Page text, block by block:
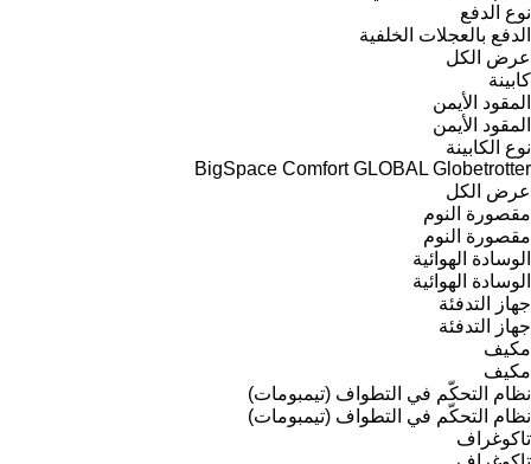
نوع الدفع
الدفع بالعجلات الخلفية
عرض الكل
كابينة
المقود الأيمن
المقود الأيمن
نوع الكابينة
BigSpace Comfort GLOBAL Globetrotter
عرض الكل
مقصورة النوم
مقصورة النوم
الوسادة الهوائية
الوسادة الهوائية
جهاز التدفئة
جهاز التدفئة
مكيف
مكيف
نظام التحكّم في التطواف (تيمبومات)
نظام التحكّم في التطواف (تيمبومات)
تاكوغراف